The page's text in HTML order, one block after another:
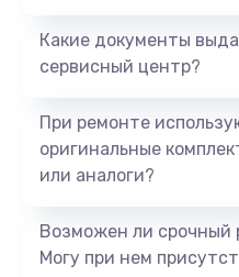
Какие документы
сервисный центр?
При ремонте
оригинальные
или аналоги?
Возможен ли срочный
Могу при нем